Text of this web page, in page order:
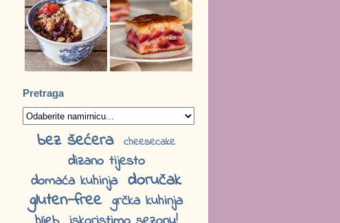
Pretraga
bez šećera cheesecake
dizano tijesto
domaća kuhinja doručak
gluten-free grčka kuhinja